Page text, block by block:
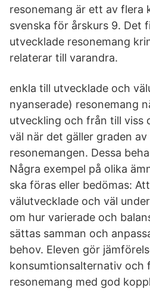
resonemang är ett av flera
svenska för årskurs 9. Det
utvecklade resonemang
relaterar till varandra.
enkla till utvecklade och
nyanserade) resonemang
utveckling och från till viss
väl när det gäller graden
resonemangen. Dessa
Några exempel på olika
ska föras eller bedömas:
välutvecklade och väl
om hur varierade och
sättas samman och
behov. Eleven gör
konsumtionsalternativ och
resonemang med god